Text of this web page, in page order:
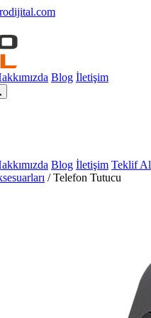
Blog İletişim
Blog İletişim Teklif Al
/ Telefon Tutucu